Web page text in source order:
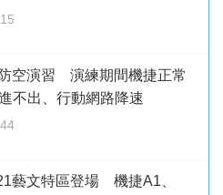
空演習 演練期間機捷正常
不出、行動網路降速
藝文特區登場 機捷A1、